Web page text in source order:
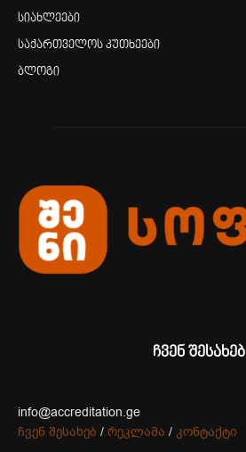
სიახლეები
საქართველოს კუთხეები
ბლოგი
ჩვენ შესახებ
info@accreditation.ge
ჩვენ შესახებ / რეკლამა / კონტაქტი